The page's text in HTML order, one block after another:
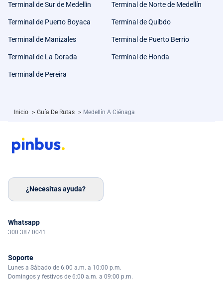
Terminal de Sur de Medellin Terminal de Norte de Medellín
Terminal de Puerto Boyaca Terminal de Quibdo
Terminal de Manizales Terminal de Puerto Berrio
Terminal de La Dorada Terminal de Honda
Terminal de Pereira
Inicio > Guía De Rutas > Medellín A Ciénaga
¿Necesitas ayuda?
Whatsapp
300 387 0041
Soporte
Lunes a Sábado de 6:00 a.m. a 10:00 p.m.
Domingos y festivos de 6:00 a.m. a 09:00 p.m.